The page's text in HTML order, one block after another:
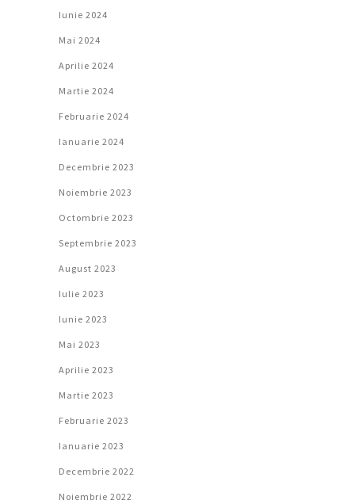
Iunie 2024
Mai 2024
Aprilie 2024
Martie 2024
Februarie 2024
Ianuarie 2024
Decembrie 2023
Noiembrie 2023
Octombrie 2023
Septembrie 2023
August 2023
Iulie 2023
Iunie 2023
Mai 2023
Aprilie 2023
Martie 2023
Februarie 2023
Ianuarie 2023
Decembrie 2022
Noiembrie 2022